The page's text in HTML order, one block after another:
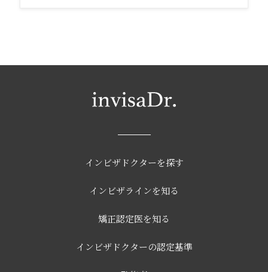
インビザドクターを探す
インビザラインを知る
矯正認定医を知る
インビザドクターの認定基準